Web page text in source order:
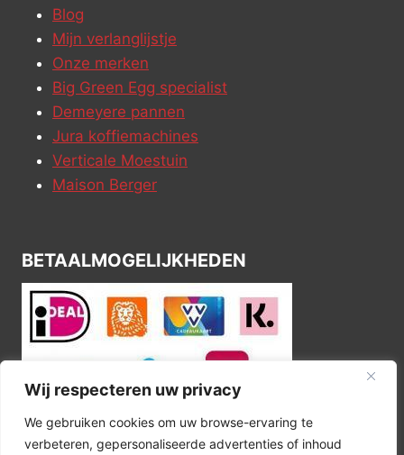
Wij respecteren uw privacy
We gebruiken cookies om uw browse-ervaring te
verbeteren, gepersonaliseerde advertenties of inhoud
Blog
Mijn verlanglijstje
Onze merken
Big Green Egg specialist
Demeyere pannen
Jura koffiemachines
Verticale Moestuin
Maison Berger
BETAALMOGELIJKHEDEN